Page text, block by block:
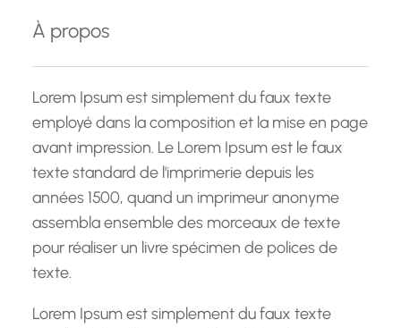
r
c
h
À propos
Lorem Ipsum est simplement du faux texte
employé dans la composition et la mise en page
avant impression. Le Lorem Ipsum est le faux
texte standard de l'imprimerie depuis les
années 1500, quand un imprimeur anonyme
assembla ensemble des morceaux de texte
pour réaliser un livre spécimen de polices de
texte.
Lorem Ipsum est simplement du faux texte